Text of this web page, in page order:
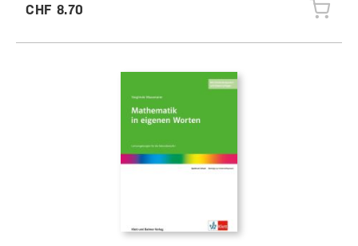
CHF 8.70